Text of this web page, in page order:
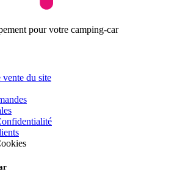
pour votre camping-car
du site